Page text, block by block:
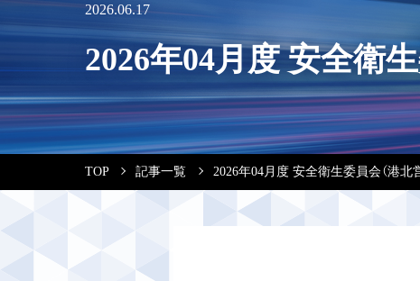
2026.06.17
2026年04月度 安全衛
TOP 記事一覧 2026年04月度 安全衛生委員会（港北